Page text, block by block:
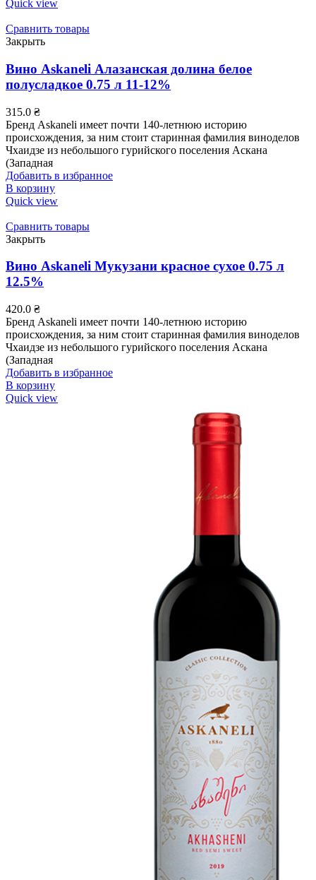
Quick view
Сравнить товары
Закрыть
Вино Askaneli Алазанская долина белое
полусладкое 0.75 л 11-12%
315.0 ₴
Бренд Askaneli имеет почти 140-летнюю историю
происхождения, за ним стоит старинная фамилия виноделов
Чхаидзе из небольшого гурийского поселения Аскана
(Западная
Добавить в избранное
В корзину
Quick view
Сравнить товары
Закрыть
Вино Askaneli Мукузани красное сухое 0.75 л
12.5%
420.0 ₴
Бренд Askaneli имеет почти 140-летнюю историю
происхождения, за ним стоит старинная фамилия виноделов
Чхаидзе из небольшого гурийского поселения Аскана
(Западная
Добавить в избранное
В корзину
Quick view